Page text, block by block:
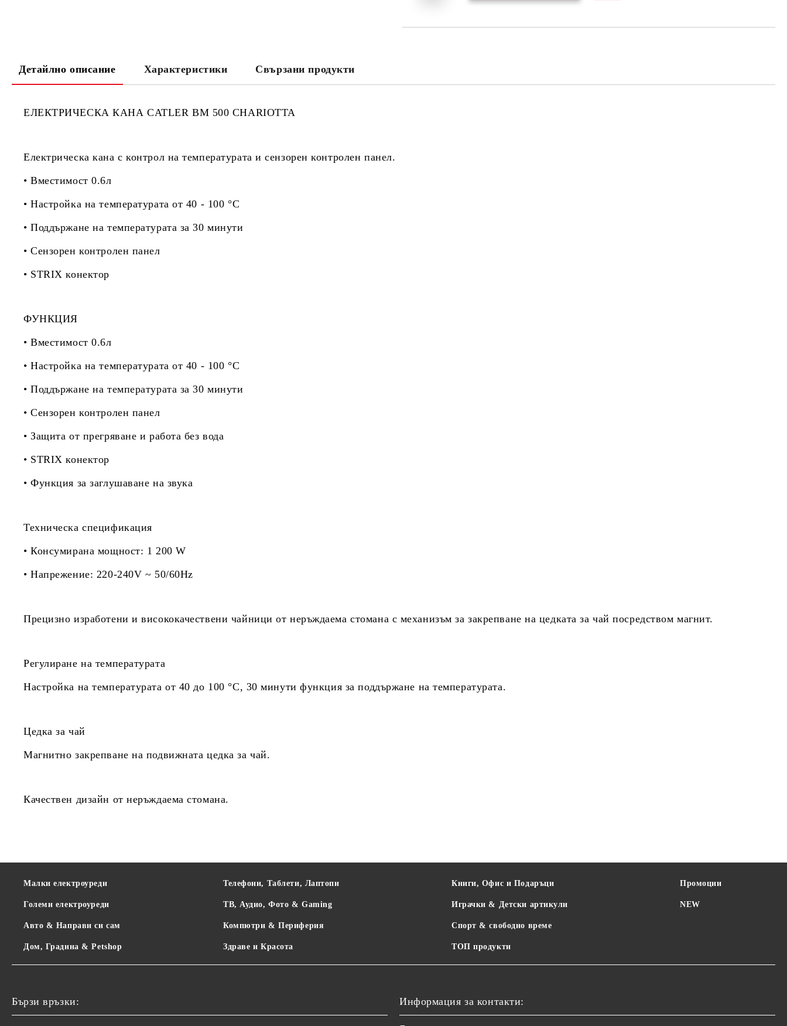
Детайлно описание Характеристики Свързани продукти
ЕЛЕКТРИЧЕСКА КАНА CATLER BM 500 CHARIOTTA
Електрическа кана с контрол на температурата и сензорен контролен панел.
• Вместимост 0.6л
• Настройка на температурата от 40 - 100 °C
• Поддържане на температурата за 30 минути
• Сензорен контролен панел
• STRIX конектор
ФУНКЦИЯ
• Вместимост 0.6л
• Настройка на температурата от 40 - 100 °C
• Поддържане на температурата за 30 минути
• Сензорен контролен панел
• Защита от прегряване и работа без вода
• STRIX конектор
• Функция за заглушаване на звука
Техническа спецификация
• Консумирана мощност: 1 200 W
• Напрежение: 220-240V ~ 50/60Hz
Прецизно изработени и висококачествени чайници от неръждаема стомана с механизъм за закрепване на цедката за чай посредством магнит.
Регулиране на температурата
Настройка на температурата от 40 до 100 °C, 30 минути функция за поддържане на температурата.
Цедка за чай
Магнитно закрепване на подвижната цедка за чай.
Качествен дизайн от неръждаема стомана.
Малки електроуреди
Големи електроуреди
Авто & Направи си сам
Дом, Градина & Petshop
Телефони, Таблети, Лаптопи
ТВ, Аудио, Фото & Gaming
Компютри & Периферия
Здраве и Красота
Книги, Офис и Подаръци
Играчки & Детски артикули
Спорт & свободно време
ТОП продукти
Промоции
NEW
Бързи връзки: Информация за контакти: